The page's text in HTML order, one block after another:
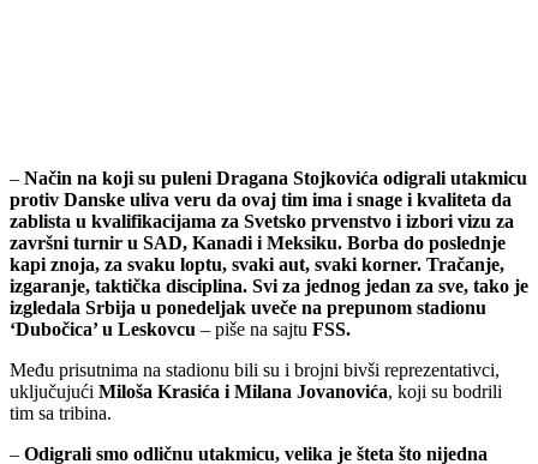
– Način na koji su puleni Dragana Stojkovića odigrali utakmicu
protiv Danske uliva veru da ovaj tim ima i snage i kvaliteta da
zablista u kvalifikacijama za Svetsko prvenstvo i izbori vizu za
završni turnir u SAD, Kanadi i Meksiku. Borba do poslednje
kapi znoja, za svaku loptu, svaki aut, svaki korner. Tračanje,
izgaranje, taktička disciplina. Svi za jednog jedan za sve, tako je
izgledala Srbija u ponedeljak uveče na prepunom stadionu
‘Dubočica’ u Leskovcu – piše na sajtu FSS.
Među prisutnima na stadionu bili su i brojni bivši reprezentativci,
uključujući Miloša Krasića i Milana Jovanovića, koji su bodrili
tim sa tribina.
– Odigrali smo odličnu utakmicu, velika je šteta što nijedna